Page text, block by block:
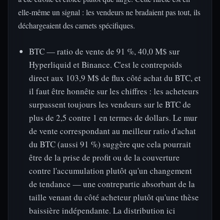
elle-même un signal : les vendeurs ne bradaient pas tout, ils
déchargeaient des carnets spécifiques.
BTC — ratio de vente de 91 %, 40,0 M$ sur
Hyperliquid et Binance. C'est le contrepoids
direct aux 103,9 M$ de flux côté achat du BTC, et
il faut être honnête sur les chiffres : les acheteurs
surpassent toujours les vendeurs sur le BTC de
plus de 2,5 contre 1 en termes de dollars. Le mur
de vente correspondant au meilleur ratio d'achat
du BTC (aussi 91 %) suggère que cela pourrait
être de la prise de profit ou de la couverture
contre l'accumulation plutôt qu'un changement
de tendance — une contrepartie absorbant de la
taille venant du côté acheteur plutôt qu'une thèse
baissière indépendante. La distribution ici